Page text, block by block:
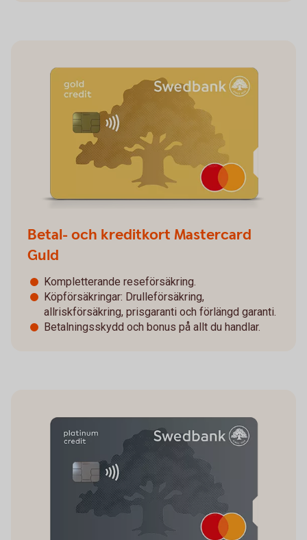
Betal- och kreditkort Mastercard
Guld
Kompletterande reseförsäkring.
Köpförsäkringar: Drulleförsäkring,
allriskförsäkring, prisgaranti och förlängd garanti.
Betalningsskydd och bonus på allt du handlar.